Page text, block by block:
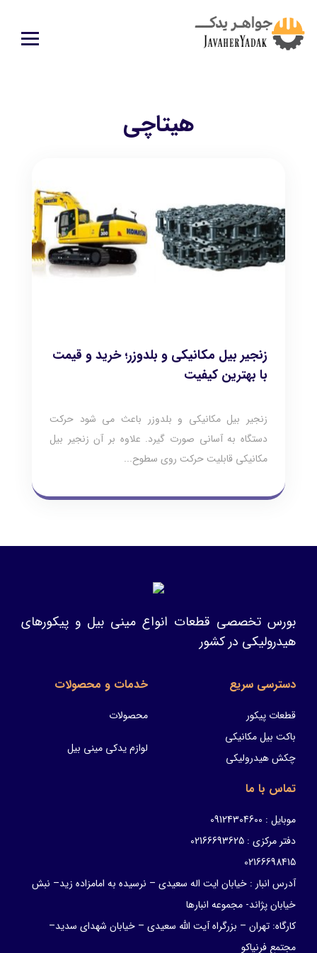
هيتاچي
زنجیر بیل مکانیکی و بلدوزر؛ خرید و قیمت
با بهترین کیفیت
زنجیر بیل مکانیکی و بلدوزر باعث می شود حرکت
دستگاه به آسانی صورت گیرد. علاوه بر آن زنجیر بیل
مکانیکی قابلیت حرکت روی سطوح...
بورس تخصصی قطعات انواع مینی بیل و پیکورهای
هیدرولیکی در کشور
دسترسی سریع
قطعات پیکور
باکت بیل مکانیکی
چکش هیدرولیکی
خدمات و محصولات
محصولات
لوازم یدکی مینی بیل
تماس با ما
موبایل : 09124304600
دفتر مرکزی : 02166693625
02166698415
آدرس انبار : خیابان ایت اله سعیدی – نرسیده به امامزاده زید– نبش
خیابان پژاند- مجموعه انبارها
کارگاه: تهران – بزرگراه آیت الله سعیدی – خیابان شهدای سدید–
مجتمع فرنیاکو